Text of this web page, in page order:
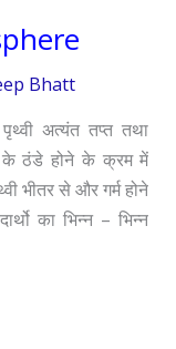
Bhatt
अत्यंत तप्त तथा
के ठंडे होने के क्रम में
भीतर से और गर्म होने
का भिन्न – भिन्न